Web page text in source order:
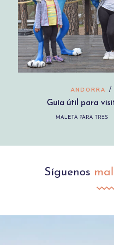
ANDORRA /
Guía útil para
MALETA PARA TRES
Síguenos